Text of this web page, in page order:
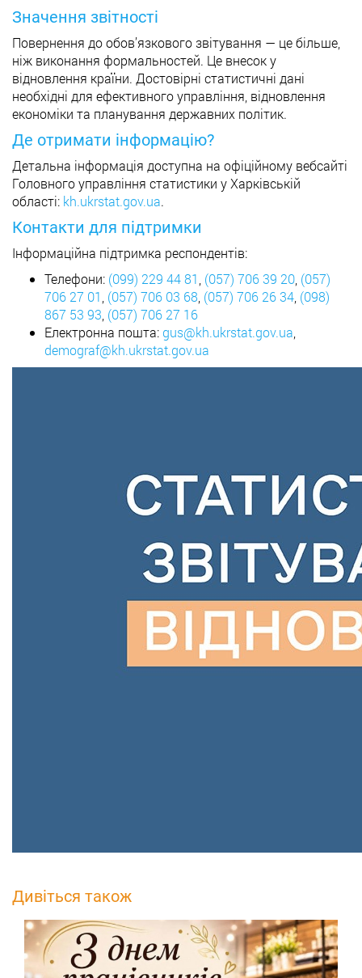
Значення звітності
Повернення до обов’язкового звітування — це більше,
ніж виконання формальностей. Це внесок у
відновлення країни. Достовірні статистичні дані
необхідні для ефективного управління, відновлення
економіки та планування державних політик.
Де отримати інформацію?
Детальна інформація доступна на офіційному вебсайті
Головного управління статистики у Харківській
області: kh.ukrstat.gov.ua.
Контакти для підтримки
Інформаційна підтримка респондентів:
Телефони: (099) 229 44 81 (057) 706 39 20 (057)
706 27 01 (057) 706 03 68 (057) 706 26 34 (098)
867 53 93 (057) 706 27 16
Електронна пошта:gus@kh.ukrstat.gov.ua
demograf@kh.ukrstat.gov.ua
Дивіться також